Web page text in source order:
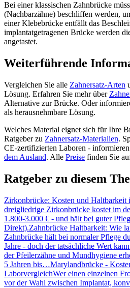
Bei einer klassischen Zahnbrücke
(Nachbarzähne) beschliffen werden,
einer Klebebrücke entfällt das
implantatgetragenen Brücke werden
angetastet.
Weiterführende
Vergleichen Sie alle Zahnersatz-Arten
Lösung. Erfahren Sie mehr über
Alternative zur Brücke. Oder
als herausnehmbare Lösung.
Welches Material eignet sich für Ihre
Ratgeber zu Zahnersatz-Materialien.
CE-zertifizierten Laboren -
dem Ausland. Alle Preise finden Sie
Ratgeber zu diesem
Zirkonbrücke: Kosten und Haltbarkeit
dreigliedrige Zirkonbrücke kostet im
1.800-3.000 € - und hält bei guter
Direkt).Zahnbrücke Haltbarkeit: Wie
Zahnbrücke hält bei normaler Pflege
Jahre - doch der tatsächliche Wert
der Pfeilerzähne und Mundhygiene
5 Jahren bis…Marylandbrücke -
LaborvergleichWer einen einzelnen
vor der Wahl zwischen Implantat,